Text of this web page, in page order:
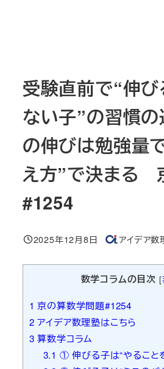
受験直前で“伸
ない子”の習慣
の伸びは勉強量
え方”で決まる
#1254
投稿日
2025年12月8日
著
アイデア数
数学コラムの目次 [
1 京の算数学問題#1254
2 アイデア数理塾はこちら
3 算数学コラム
3.1 ① 伸びる子は“やること